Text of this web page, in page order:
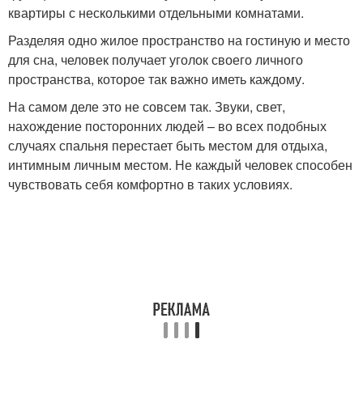
квартиры с несколькими отдельными комнатами.
Разделяя одно жилое пространство на гостиную и место
для сна, человек получает уголок своего личного
пространства, которое так важно иметь каждому.
На самом деле это не совсем так. Звуки, свет,
нахождение посторонних людей – во всех подобных
случаях спальня перестает быть местом для отдыха,
интимным личным местом. Не каждый человек способен
чувствовать себя комфортно в таких условиях.